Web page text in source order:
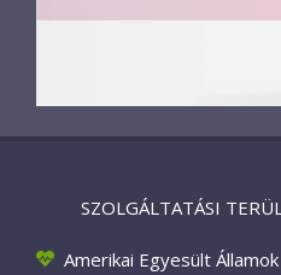
SZOLGÁLTATÁSI
Amerikai Egyesült Államok